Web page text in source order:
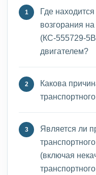
Где
возгорания
(КС-555729-
двигателем?
Какова
Является ли
(включая